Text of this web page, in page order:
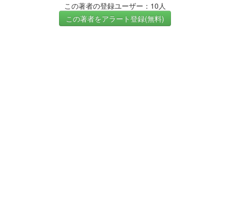
この著者の登録ユーザー：10人
この著者をアラート登録(無料)